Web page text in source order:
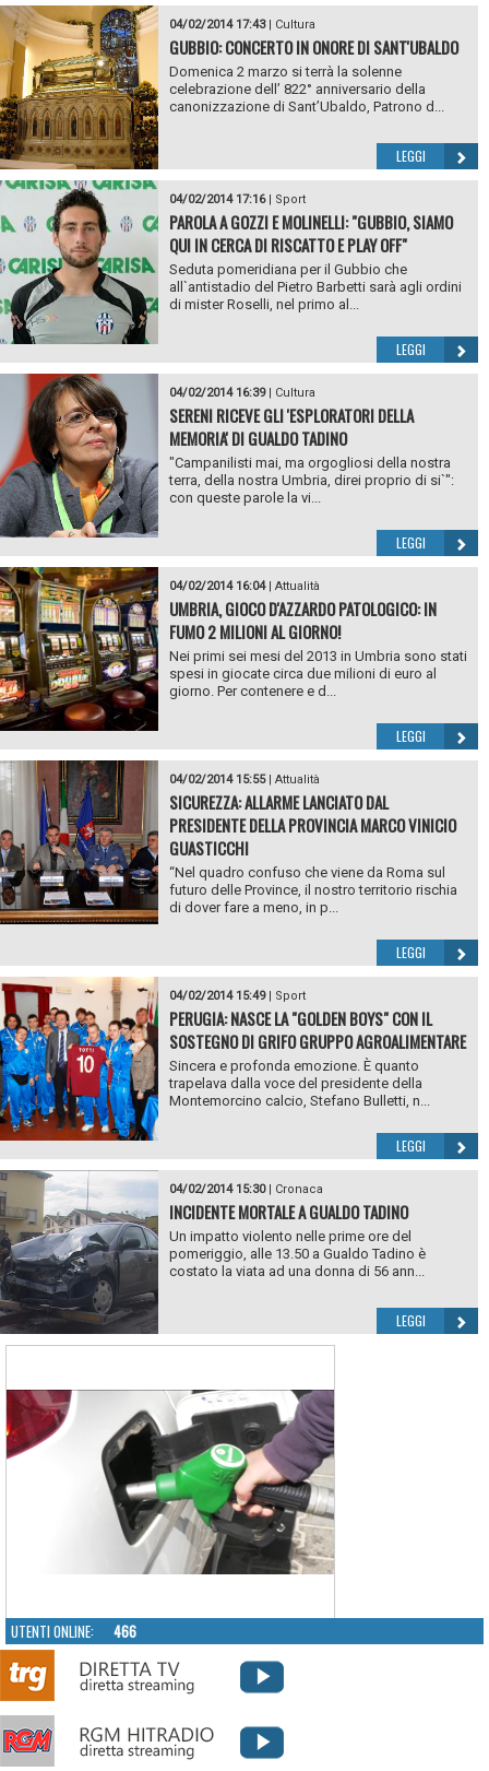
04/02/2014 17:43| Cultura
GUBBIO: CONCERTO IN ONORE DI SANT'UBALDO
Domenica 2 marzo si terrà la solenne
celebrazione dell’ 822° anniversario della
canonizzazione di Sant’Ubaldo, Patrono d...
LEGGI
04/02/2014 17:16| Sport
PAROLA A GOZZI E MOLINELLI: "GUBBIO, SIAMO
QUI IN CERCA DI RISCATTO E PLAY OFF"
Seduta pomeridiana per il Gubbio che
all`antistadio del Pietro Barbetti sarà agli ordini
di mister Roselli, nel primo al...
LEGGI
04/02/2014 16:39| Cultura
SERENI RICEVE GLI 'ESPLORATORI DELLA
MEMORIA' DI GUALDO TADINO
"Campanilisti mai, ma orgogliosi della nostra
terra, della nostra Umbria, direi proprio di si`":
con queste parole la vi...
LEGGI
04/02/2014 16:04| Attualità
UMBRIA, GIOCO D'AZZARDO PATOLOGICO: IN
FUMO 2 MILIONI AL GIORNO!
Nei primi sei mesi del 2013 in Umbria sono stati
spesi in giocate circa due milioni di euro al
giorno. Per contenere e d...
LEGGI
04/02/2014 15:55| Attualità
SICUREZZA: ALLARME LANCIATO DAL
PRESIDENTE DELLA PROVINCIA MARCO VINICIO
GUASTICCHI
“Nel quadro confuso che viene da Roma sul
futuro delle Province, il nostro territorio rischia
di dover fare a meno, in p...
LEGGI
04/02/2014 15:49| Sport
PERUGIA: NASCE LA "GOLDEN BOYS" CON IL
SOSTEGNO DI GRIFO GRUPPO AGROALIMENTARE
Sincera e profonda emozione. È quanto
trapelava dalla voce del presidente della
Montemorcino calcio, Stefano Bulletti, n...
LEGGI
04/02/2014 15:30| Cronaca
INCIDENTE MORTALE A GUALDO TADINO
Un impatto violento nelle prime ore del
pomeriggio, alle 13.50 a Gualdo Tadino è
costato la viata ad una donna di 56 ann...
LEGGI
UTENTI ONLINE: 466